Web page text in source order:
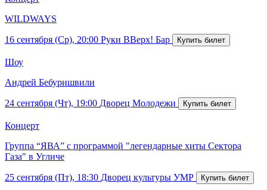
WILDWAYS
16 сентября (Ср), 20:00 Руки ВВерх! Бар
Шоу
Андрей Бебуришвили
24 сентября (Чт), 19:00 Дворец Молодежи
Концерт
Группа “ЯВА” с программой "легендарные хиты Сектора
Газа" в Угличе
25 сентября (Пт), 18:30 Дворец культуры УМР